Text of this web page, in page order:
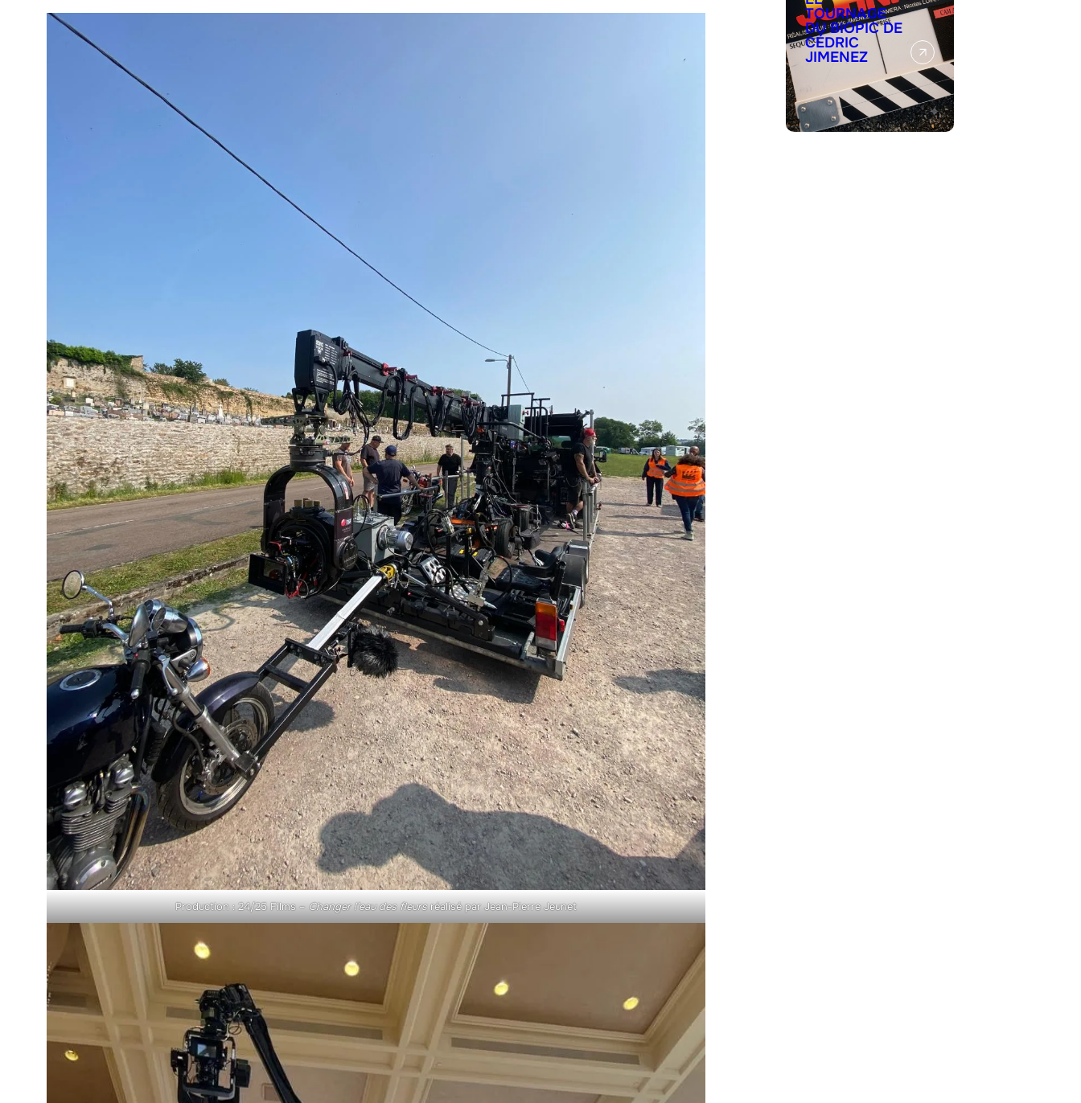
Production : 24/25 Films –Changer l’eau des fleursréalisé par Jean-Pierre Jeunet
TOURNAGE
DU BIOPIC DE
CÉDRIC
JIMENEZ